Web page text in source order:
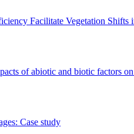
Facilitate Vegetation
of abiotic and biotic factors
Case study